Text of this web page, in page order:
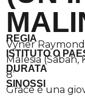
REGIA
Vyner
ISTITUTO O
Malesia
DURATA
8’
SINOSSI
Grace è una